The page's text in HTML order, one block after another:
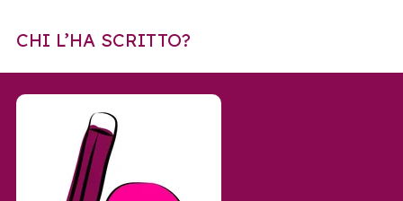
CHI L’HA SCRITTO?